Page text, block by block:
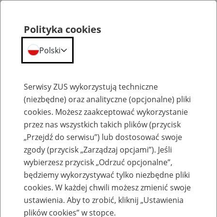
Emerytury
Baza zlikwidowanych lub
przekształconych zakładów pracy
Polityka cookies
Polski
Serwisy ZUS wykorzystują techniczne
(niezbędne) oraz analityczne (opcjonalne) pliki
cookies. Możesz zaakceptować wykorzystanie
przez nas wszystkich takich plików (przycisk
„Przejdź do serwisu”) lub dostosować swoje
zgody (przycisk „Zarządzaj opcjami”). Jeśli
wybierzesz przycisk „Odrzuć opcjonalne”,
będziemy wykorzystywać tylko niezbędne pliki
cookies. W każdej chwili możesz zmienić swoje
ustawienia. Aby to zrobić, kliknij „Ustawienia
plików cookies” w stopce.